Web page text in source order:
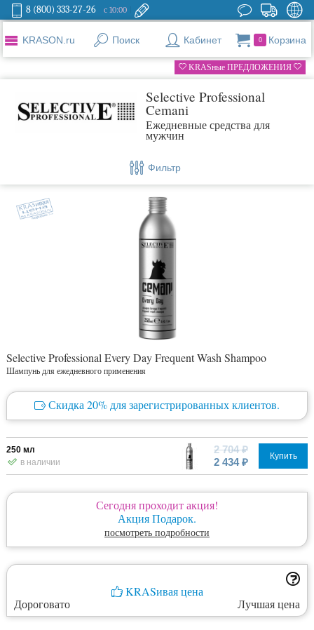
8 (800) 333-27-26 с 10:00
KRASON.ru Поиск Кабинет 0 Корзина
KRASные ПРЕДЛОЖЕНИЯ
Selective Professional
Cemani
Ежедневные средства для
мужчин
Фильтр
Selective Professional Every Day Frequent Wash Shampoo
Шампунь для ежедневного применения
Скидка 20% для зарегистрированных клиентов.
250 мл
в наличии
2 704 ₽
2 434 ₽
Купить
Сегодня проходит акция!
Акция Подарок.
посмотреть подробности
KRASивая цена
Дороговато
Лучшая цена